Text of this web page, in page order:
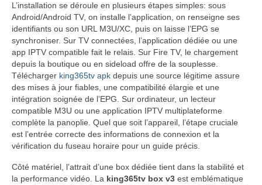
L’installation se déroule en plusieurs étapes simples: sous
Android/Android TV, on installe l’application, on renseigne ses
identifiants ou son URL M3U/XC, puis on laisse l’EPG se
synchroniser. Sur TV connectées, l’application dédiée ou une
app IPTV compatible fait le relais. Sur Fire TV, le chargement
depuis la boutique ou en sideload offre de la souplesse.
Télécharger king365tv apk depuis une source légitime assure
des mises à jour fiables, une compatibilité élargie et une
intégration soignée de l’EPG. Sur ordinateur, un lecteur
compatible M3U ou une application IPTV multiplateforme
complète la panoplie. Quel que soit l’appareil, l’étape cruciale
est l’entrée correcte des informations de connexion et la
vérification du fuseau horaire pour un guide précis.
Côté matériel, l’attrait d’une box dédiée tient dans la stabilité et
la performance vidéo. La king365tv box v3 est emblématique